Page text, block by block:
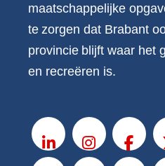
maatschappelijke
te zorgen dat Brabant
provincie blijft waar het
en recreëren is.
LinkedInInstagram X